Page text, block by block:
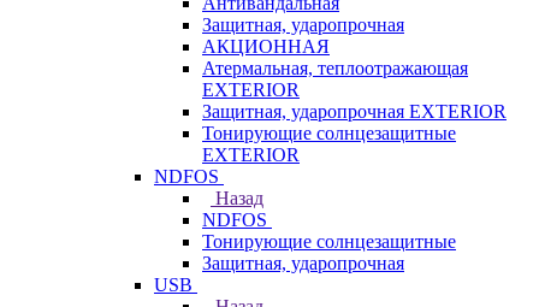
Защитная, ударопрочная
АКЦИОННАЯ
Атермальная, теплоотражающая
EXTERIOR
Защитная, ударопрочная EXTERIOR
Тонирующие солнцезащитные
EXTERIOR
NDFOS
Назад
NDFOS
Тонирующие солнцезащитные
Защитная, ударопрочная
USB